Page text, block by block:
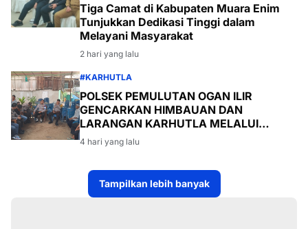
Tiga Camat di Kabupaten Muara Enim
Tunjukkan Dedikasi Tinggi dalam
Melayani Masyarakat
2 hari yang lalu
#KARHUTLA
POLSEK PEMULUTAN OGAN ILIR
GENCARKAN HIMBAUAN DAN
LARANGAN KARHUTLA MELALUI
PROGRAM TSKD (TOURING SAMBANG
KE DESA-DESA
4 hari yang lalu
Tampilkan lebih banyak